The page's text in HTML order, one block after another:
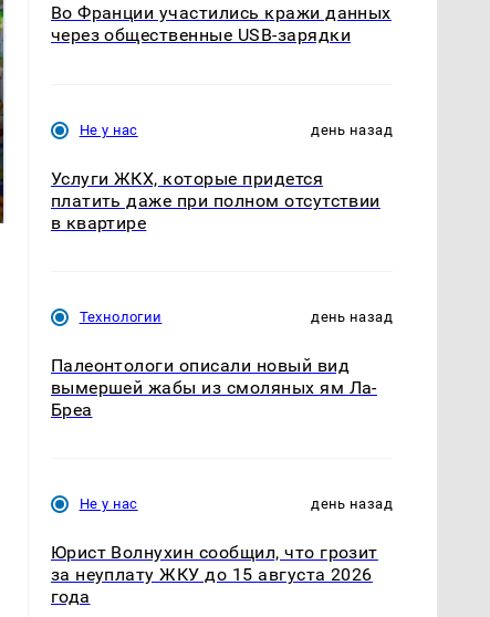
СМИ: В Химках на
машину напали и
подожгли.
президентов США и
России: Европа?
Во Франции участились кражи данных
через общественные USB-зарядки
Не у нас день назад
Услуги ЖКХ, которые придется
платить даже при полном отсутствии
в квартире
Технологии день назад
Палеонтологи описали новый вид
вымершей жабы из смоляных ям Ла-
Бреа
Не у нас день назад
Юрист Волнухин сообщил, что грозит
за неуплату ЖКУ до 15 августа 2026
года